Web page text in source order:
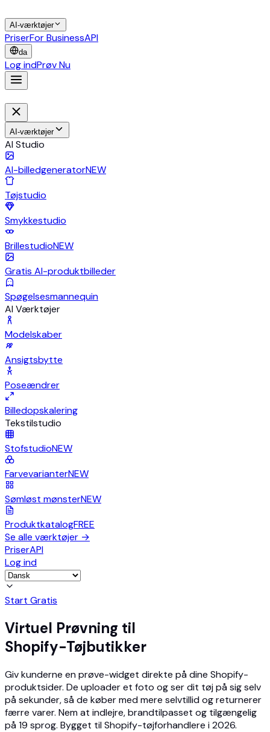
AI-værktøjer
PriserFor BusinessAPI
da
Log indPrøv Nu
AI-værktøjer
AI Studio
AI-billedgeneratorNEW
Tøjstudio
Smykkestudio
BrillestudioNEW
Gratis AI-produktbilleder
Spøgelsesmannequin
AI Værktøjer
Modelskaber
Ansigtsbytte
Poseændrer
Billedopskalering
Tekstilstudio
StofstudioNEW
FarvevarianterNEW
Sømløst mønsterNEW
ProduktkatalogFREE
Se alle værktøjer →
PriserAPI
Log ind
Start Gratis
Virtuel Prøvning til
Shopify-Tøjbutikker
Giv kunderne en prøve-widget direkte på dine Shopify-
produktsider. De uploader et foto og ser dit tøj på sig selv
på sekunder, så de køber med mere selvtillid og returnerer
færre varer. Nem at indlejre, brandtilpasset og tilgængelig
på 19 sprog. Bygget til Shopify-tøjforhandlere i 2026.